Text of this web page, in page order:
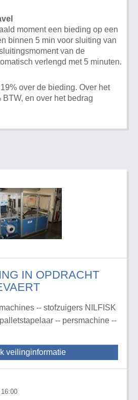
moment een bieding op een
binnen 5 min voor sluiting van
van de
verlengd met 5 minuten.
over de bieding. Over het
en over het bedrag
IN OPDRACHT
-- stofzuigers NILFISK
-- persmachine --
veilinginformatie